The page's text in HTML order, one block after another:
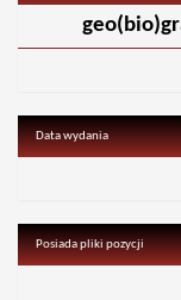
Data wydania
Posiada pliki pozycji